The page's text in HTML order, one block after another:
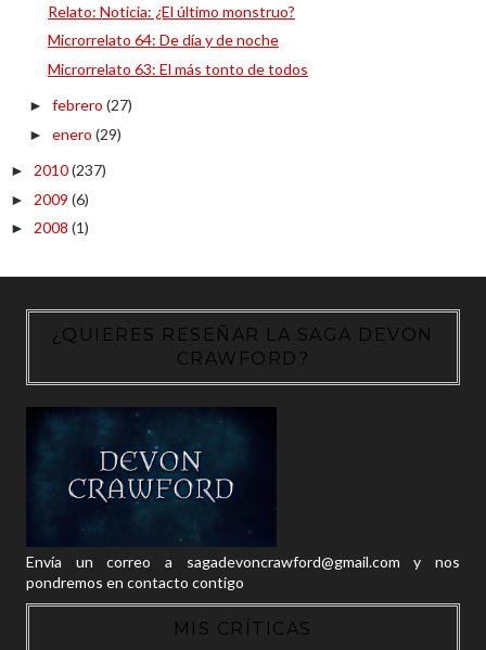
Relato: Noticia: ¿El último monstruo?
Microrrelato 64: De día y de noche
Microrrelato 63: El más tonto de todos
► febrero (27)
► enero (29)
► 2010(237)
► 2009 (6)
► 2008 (1)
¿QUIERES RESEÑAR LA SAGA DEVON
CRAWFORD?
Envía un correo a sagadevoncrawford@gmail.com y nos
pondremos en contacto contigo
MIS CRÍTICAS